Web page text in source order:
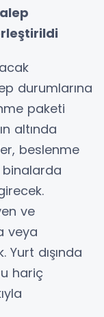
durumlarına
paketi
altında
beslenme
binalarda
ve
veya
dışında
hariç